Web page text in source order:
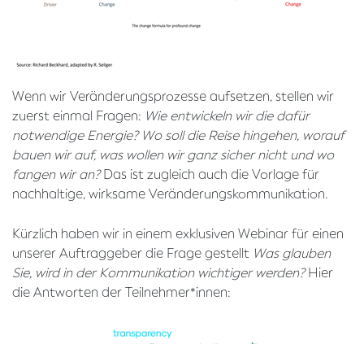
Wenn wir Veränderungsprozesse aufsetzen, stellen wir
zuerst einmal Fragen: Wie entwickeln wir die dafür
notwendige Energie? Wo soll die Reise hingehen, worauf
bauen wir auf, was wollen wir ganz sicher nicht und wo
fangen wir an?Das ist zugleich auch die Vorlage für
nachhaltige, wirksame Veränderungskommunikation.
Kürzlich haben wir in einem exklusiven Webinar für einen
unserer Auftraggeber die Frage gestellt Was glauben
Sie, wird in der Kommunikation wichtiger werden?Hier
die Antworten der Teilnehmer*innen: